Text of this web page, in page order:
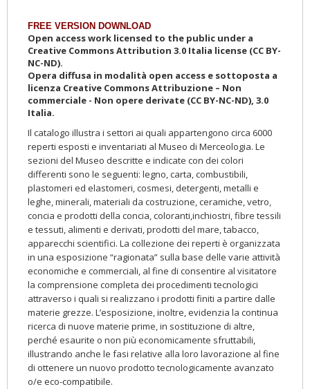
FREE VERSION DOWNLOAD
Open access work licensed to the public under a
Creative Commons Attribution 3.0 Italia license (CC BY-
NC-ND).
Opera diffusa in modalità open access e sottoposta a
licenza Creative Commons Attribuzione – Non
commerciale - Non opere derivate (CC BY-NC-ND), 3.0
Italia.
Il catalogo illustra i settori ai quali appartengono circa 6000
reperti esposti e inventariati al Museo di Merceologia. Le
sezioni del Museo descritte e indicate con dei colori
differenti sono le seguenti: legno, carta, combustibili,
plastomeri ed elastomeri, cosmesi, detergenti, metalli e
leghe, minerali, materiali da costruzione, ceramiche, vetro,
concia e prodotti della concia, coloranti,inchiostri, fibre tessili
e tessuti, alimenti e derivati, prodotti del mare, tabacco,
apparecchi scientifici. La collezione dei reperti è organizzata
in una esposizione “ragionata” sulla base delle varie attività
economiche e commerciali, al fine di consentire al visitatore
la comprensione completa dei procedimenti tecnologici
attraverso i quali si realizzano i prodotti finiti a partire dalle
materie grezze. L’esposizione, inoltre, evidenzia la continua
ricerca di nuove materie prime, in sostituzione di altre,
perché esaurite o non più economicamente sfruttabili,
illustrando anche le fasi relative alla loro lavorazione al fine
di ottenere un nuovo prodotto tecnologicamente avanzato
o/e eco-compatibile.